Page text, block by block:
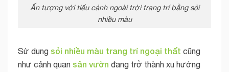
Ấn tượng với tiểu cảnh ngoài trời trang trí bằng sỏi
nhiều màu
Sử dụng sỏi nhiều màu trang trí ngoại thất cũng
như cảnh quan sân vườn đang trở thành xu hướng